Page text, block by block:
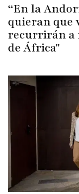
“En la
quieran que
recurrirán a
de África"